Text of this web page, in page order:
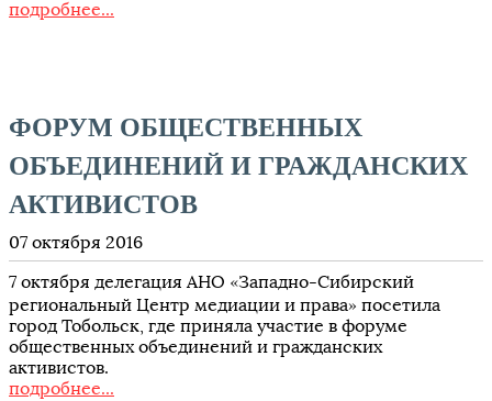
подробнее...
ФОРУМ ОБЩЕСТВЕННЫХ
ОБЪЕДИНЕНИЙ И ГРАЖДАНСКИХ
АКТИВИСТОВ
07 октября 2016
7 октября делегация АНО «Западно-Сибирский
региональный Центр медиации и права» посетила
город Тобольск, где приняла участие в форуме
общественных объединений и гражданских
активистов.
подробнее...